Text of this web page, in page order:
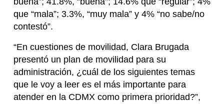
que “mala”; 3.3%, “muy mala” y 4% “no sabe/no
contestó”.
“En cuestiones de movilidad, Clara Brugada
presentó un plan de movilidad para su
administración, ¿cuál de los siguientes temas
que le voy a leer es el más importante para
atender en la CDMX como primera prioridad?”,